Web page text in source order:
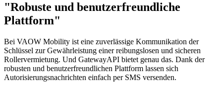
"Robuste und benutzerfreundliche
Plattform"
Bei VAOW Mobility ist eine zuverlässige Kommunikation der
Schlüssel zur Gewährleistung einer reibungslosen und sicheren
Rollervermietung. Und GatewayAPI bietet genau das. Dank der
robusten und benutzerfreundlichen Plattform lassen sich
Autorisierungsnachrichten einfach per SMS versenden.